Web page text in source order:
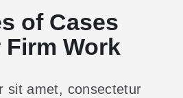
of Cases
Firm Work
sit amet, consectetur